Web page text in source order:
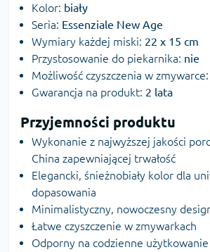
Kolor: biały
Seria: Essenziale New Age
Wymiary każdej miski: 22 x 15 cm
Przystosowanie do piekarnika: nie
Możliwość czyszczenia w zmywarce:
Gwarancja na produkt: 2 lata
Przyjemności produktu
Wykonanie z najwyższej jakości
China zapewniającej trwałość
Elegancki, śnieżnobiały kolor dla
dopasowania
Minimalistyczny, nowoczesny
Łatwe czyszczenie w zmywarkach
Odporny na codzienne użytkowanie